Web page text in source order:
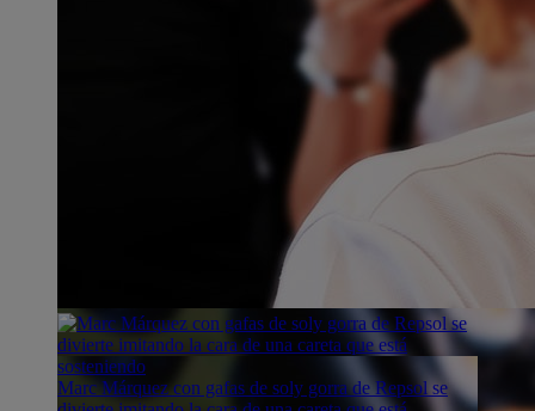
Marc Márquez con gafas de soly gorra de Repsol se